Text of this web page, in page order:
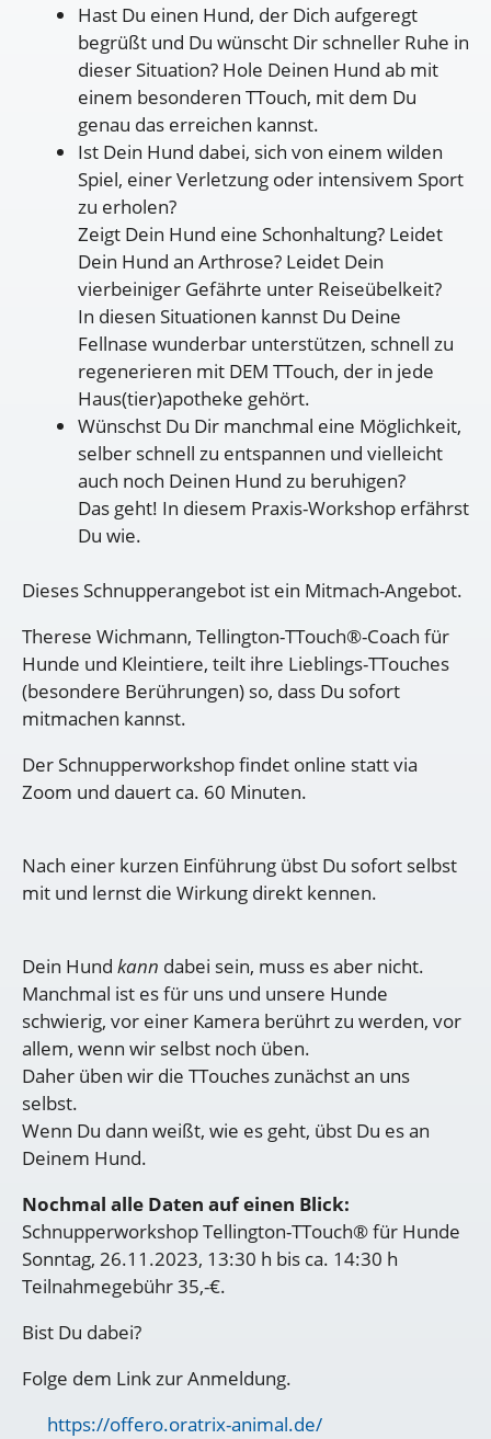
Hast Du einen Hund, der Dich aufgeregt
begrüßt und Du wünscht Dir schneller Ruhe in
dieser Situation? Hole Deinen Hund ab mit
einem besonderen TTouch, mit dem Du
genau das erreichen kannst.
Ist Dein Hund dabei, sich von einem wilden
Spiel, einer Verletzung oder intensivem Sport
zu erholen?
Zeigt Dein Hund eine Schonhaltung? Leidet
Dein Hund an Arthrose? Leidet Dein
vierbeiniger Gefährte unter Reiseübelkeit?
In diesen Situationen kannst Du Deine
Fellnase wunderbar unterstützen, schnell zu
regenerieren mit DEM TTouch, der in jede
Haus(tier)apotheke gehört.
Wünschst Du Dir manchmal eine Möglichkeit,
selber schnell zu entspannen und vielleicht
auch noch Deinen Hund zu beruhigen?
Das geht! In diesem Praxis-Workshop erfährst
Du wie.
Dieses Schnupperangebot ist ein Mitmach-Angebot.
Therese Wichmann, Tellington-TTouch®-Coach für
Hunde und Kleintiere, teilt ihre Lieblings-TTouches
(besondere Berührungen) so, dass Du sofort
mitmachen kannst.
Der Schnupperworkshop findet online statt via
Zoom und dauert ca. 60 Minuten.
Nach einer kurzen Einführung übst Du sofort selbst
mit und lernst die Wirkung direkt kennen.
Dein Hund kann dabei sein, muss es aber nicht.
Manchmal ist es für uns und unsere Hunde
schwierig, vor einer Kamera berührt zu werden, vor
allem, wenn wir selbst noch üben.
Daher üben wir die TTouches zunächst an uns
selbst.
Wenn Du dann weißt, wie es geht, übst Du es an
Deinem Hund.
Nochmal alle Daten auf einen Blick:
Schnupperworkshop Tellington-TTouch® für Hunde
Sonntag, 26.11.2023, 13:30 h bis ca. 14:30 h
Teilnahmegebühr 35,-€.
Bist Du dabei?
Folge dem Link zur Anmeldung.
https://offero.oratrix-animal.de/